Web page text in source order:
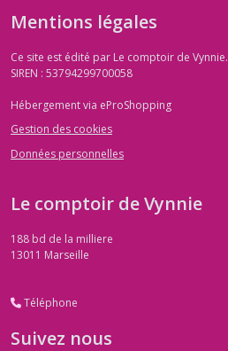
Mentions légales
Ce site est édité par Le comptoir de Vynnie.
SIREN : 53794299700058
Hébergement via eProShopping
Gestion des cookies
Données personnelles
Le comptoir de Vynnie
188 bd de la milliere
13011 Marseille
Téléphone
Suivez nous